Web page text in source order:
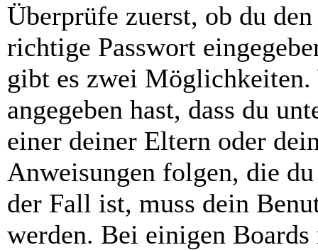
Überprüfe zuerst, ob du
richtige Passwort
gibt es zwei
angegeben hast, dass du
einer deiner Eltern oder
Anweisungen folgen, die
der Fall ist, muss dein
werden. Bei einigen Boards